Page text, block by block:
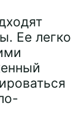
Ее легко